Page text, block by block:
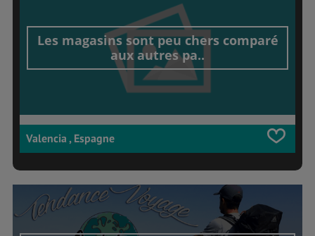
Les magasins sont peu chers comparé
aux autres pa..
Valencia , Espagne